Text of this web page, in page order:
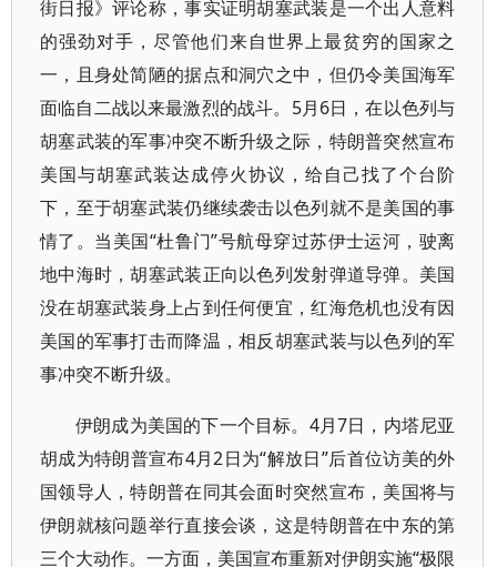
街日报》评论称，事实证明胡塞武装是一个出人意料
的强劲对手，尽管他们来自世界上最贫穷的国家之
一，且身处简陋的据点和洞穴之中，但仍令美国海军
面临自二战以来最激烈的战斗。5月6日，在以色列与
胡塞武装的军事冲突不断升级之际，特朗普突然宣布
美国与胡塞武装达成停火协议，给自己找了个台阶
下，至于胡塞武装仍继续袭击以色列就不是美国的事
情了。当美国“杜鲁门”号航母穿过苏伊士运河，驶离
地中海时，胡塞武装正向以色列发射弹道导弹。美国
没在胡塞武装身上占到任何便宜，红海危机也没有因
美国的军事打击而降温，相反胡塞武装与以色列的军
事冲突不断升级。
伊朗成为美国的下一个目标。4月7日，内塔尼亚
胡成为特朗普宣布4月2日为“解放日”后首位访美的外
国领导人，特朗普在同其会面时突然宣布，美国将与
伊朗就核问题举行直接会谈，这是特朗普在中东的第
三个大动作。一方面，美国宣布重新对伊朗实施“极限